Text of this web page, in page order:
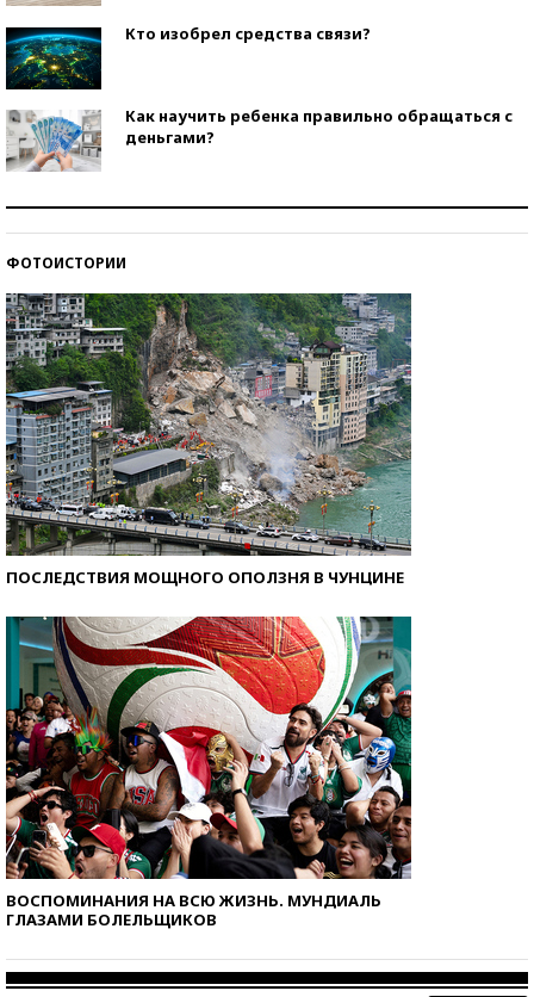
Кто изобрел средства связи?
Как научить ребенка правильно обращаться с
деньгами?
ФОТОИСТОРИИ
ПОСЛЕДСТВИЯ МОЩНОГО ОПОЛЗНЯ В ЧУНЦИНЕ
ВОСПОМИНАНИЯ НА ВСЮ ЖИЗНЬ. МУНДИАЛЬ
ГЛАЗАМИ БОЛЕЛЬЩИКОВ